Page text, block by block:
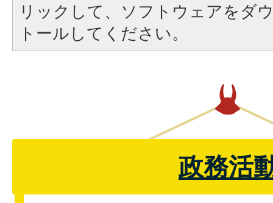
リックして、ソフトウェアをダ
トールしてください。
政務活